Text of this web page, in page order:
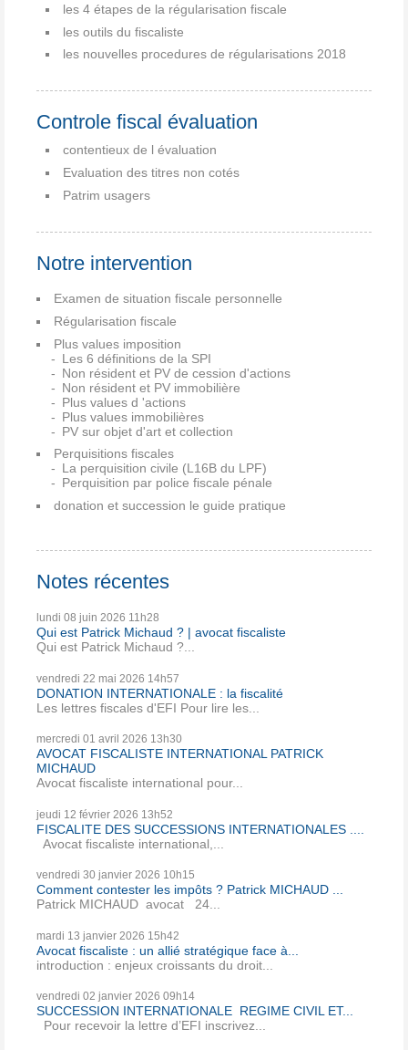
les 4 étapes de la régularisation fiscale
les outils du fiscaliste
les nouvelles procedures de régularisations 2018
Controle fiscal évaluation
contentieux de l évaluation
Evaluation des titres non cotés
Patrim usagers
Notre intervention
Examen de situation fiscale personnelle
Régularisation fiscale
Plus values imposition
Les 6 définitions de la SPI
Non résident et PV de cession d'actions
Non résident et PV immobilière
Plus values d 'actions
Plus values immobilières
PV sur objet d'art et collection
Perquisitions fiscales
La perquisition civile (L16B du LPF)
Perquisition par police fiscale pénale
donation et succession le guide pratique
Notes récentes
lundi 08 juin 2026 11h28
Qui est Patrick Michaud ? | avocat fiscaliste
Qui est Patrick Michaud ?...
vendredi 22 mai 2026 14h57
DONATION INTERNATIONALE : la fiscalité
Les lettres fiscales d'EFI Pour lire les...
mercredi 01 avril 2026 13h30
AVOCAT FISCALISTE INTERNATIONAL PATRICK
MICHAUD
Avocat fiscaliste international pour...
jeudi 12 février 2026 13h52
FISCALITE DES SUCCESSIONS INTERNATIONALES ....
Avocat fiscaliste international,...
vendredi 30 janvier 2026 10h15
Comment contester les impôts ? Patrick MICHAUD ...
Patrick MICHAUD avocat 24...
mardi 13 janvier 2026 15h42
Avocat fiscaliste : un allié stratégique face à...
introduction : enjeux croissants du droit...
vendredi 02 janvier 2026 09h14
SUCCESSION INTERNATIONALE REGIME CIVIL ET...
Pour recevoir la lettre d’EFI inscrivez...